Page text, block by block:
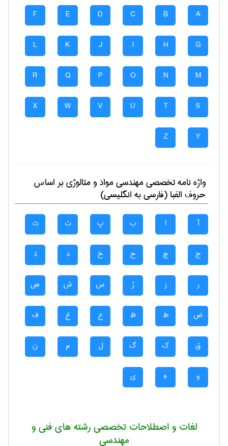
A
B
C
D
E
F
G
H
I
J
K
L
M
N
O
P
Q
R
S
T
U
V
W
X
Y
Z
واژه نامه تخصصیمهندسی مواد و متالوژیبر اساس
حروف الفبا (فارسی به انگلیسی)
آ ا ب پ ت ث
ج چ ح خ د ذ
ر ز ژ س ش ص
ض ط ظ ع غ ف
ق ک گ ل م ن
و ه ی
لغات و اصطلاحات تخصصی رشته های فنی و
مهندسی